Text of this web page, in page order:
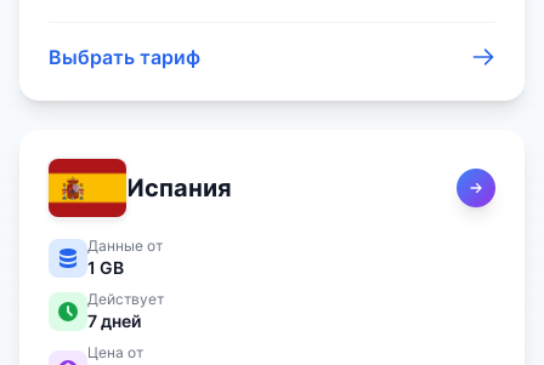
Выбрать тариф
Испания
Данные от
1 GB
Действует
7дней
Цена от